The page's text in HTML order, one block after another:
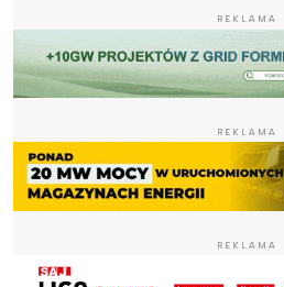
REKLAMA
REKLAMA
REKLAMA